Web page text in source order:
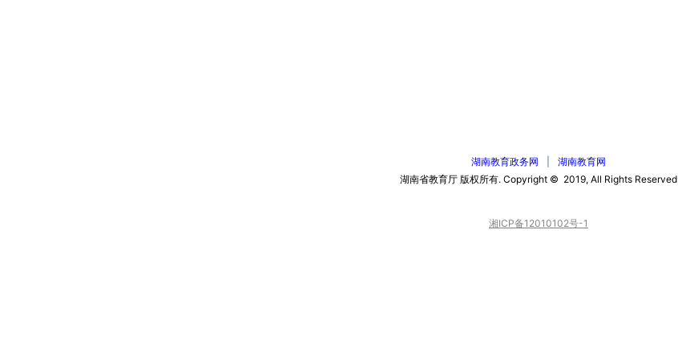
湖南教育政务网
湖南教育网
湖南省教育厅 版权所有. Copyright © 2019, All Rights Reserved
湘ICP备12010102号-1